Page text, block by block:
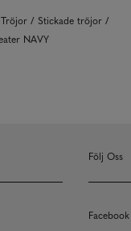
Tröjor
Stickade tröjor
NAVY
Följ Oss
Facebook